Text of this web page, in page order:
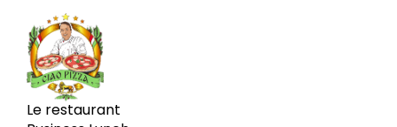
Le restaurant